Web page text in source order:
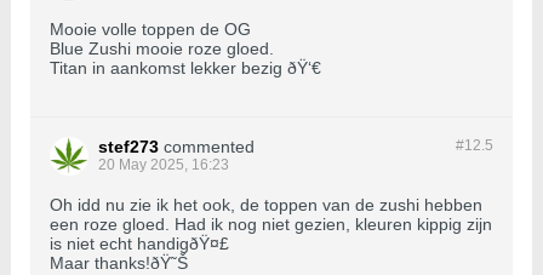
Mooie volle toppen de OG
Blue Zushi mooie roze gloed.
Titan in aankomst lekker bezig ðŸ‘€
#12.5
stef273 commented
20 May 2025, 16:23
Oh idd nu zie ik het ook, de toppen van de zushi hebben
een roze gloed. Had ik nog niet gezien, kleuren kippig zijn
is niet echt handigðŸ¤£
Maar thanks!ðŸ˜Š